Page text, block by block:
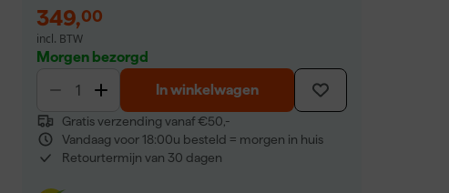
349,00
incl. BTW
Morgen bezorgd
In winkelwagen
Gratis verzending vanaf €50,-
Vandaag voor 18:00u besteld = morgen in huis
Retourtermijn van 30 dagen